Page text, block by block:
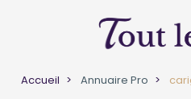
Accueil Annuaire Pro